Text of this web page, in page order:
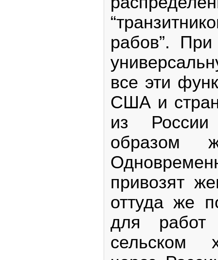
рабов”.
все эти
США и
из
образом
привозят
оттуда же
для
сельском